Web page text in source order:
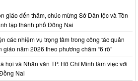
giáo đến thăm, chúc mừng Sở Dân tộc và Tôn
lập thành phố Đồng Nai
các nhiệm vụ trọng tâm trong công tác quản
năm 2026 theo phương châm “6 rõ”
hội và Nhân văn TP. Hồ Chí Minh làm việc với
Nai